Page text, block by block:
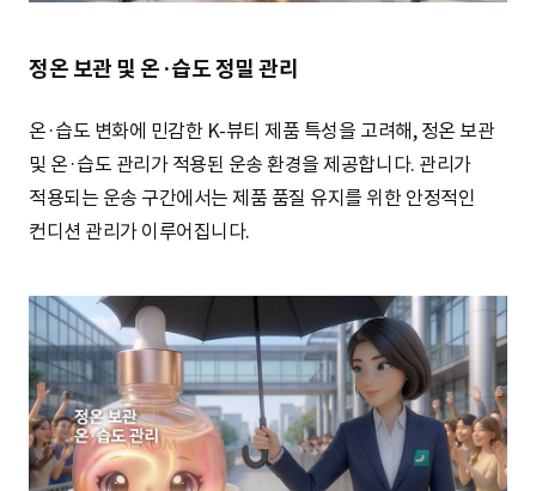
정온 보관 및 온·습도 정밀 관리
온·습도 변화에 민감한 K-뷰티 제품 특성을 고려해, 정온 보관
및 온·습도 관리가 적용된 운송 환경을 제공합니다. 관리가
적용되는 운송 구간에서는 제품 품질 유지를 위한 안정적인
컨디션 관리가 이루어집니다.